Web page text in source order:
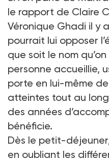
le rapport de Claire
Véronique Ghadi il y
pourrait lui opposer
que soit le nom
personne accueillie,
porte en lui-même
atteintes tout au
des années
bénéficie.
Dès le petit-
en oubliant les